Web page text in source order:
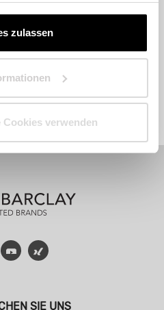
zulassen
verwenden
Parfum
FacebookYouTube
SIE UNS